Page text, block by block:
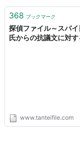
事件簿・パロデ
ル
368 ブックマーク
探偵ファイル～スパ
氏からの抗議文に対
www.tanteifile.com